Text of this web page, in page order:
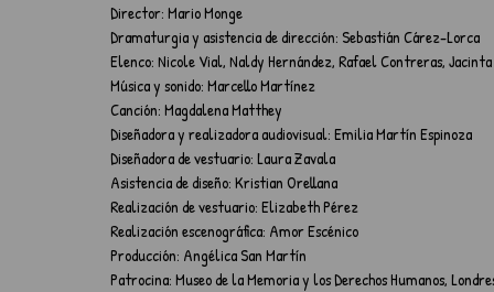
Director: Mario Monge
Dramaturgia y asistencia de dirección: Sebastián Cárez-Lorca
Elenco: Nicole Vial, Naldy Hernández, Rafael Contreras,
Música y sonido: Marcello Martínez
Canción: Magdalena Matthey
Diseñadora y realizadora audiovisual: Emilia Martín Espinoza
Diseñadora de vestuario: Laura Zavala
Asistencia de diseño: Kristian Orellana
Realización de vestuario: Elizabeth Pérez
Realización escenográfica: Amor Escénico
Producción: Angélica San Martín
Patrocina: Museo de la Memoria y los Derechos Humanos,